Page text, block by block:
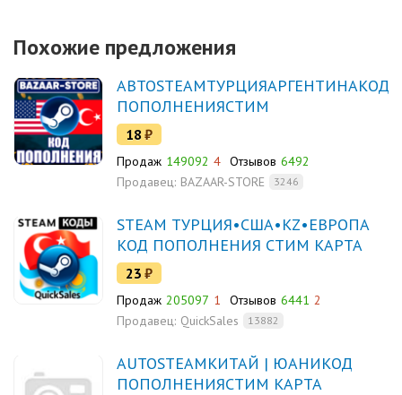
Похожие предложения
АВТОSTEAMТУРЦИЯАРГЕНТИНАКОД
ПОПОЛНЕНИЯСТИМ
18 ₽
Продаж 149092 4 Отзывов 6492
Продавец: BAZAAR-STORE 3246
STEAM ТУРЦИЯ•США•KZ•ЕВРОПА
КОД ПОПОЛНЕНИЯ СТИМ КАРТА
23 ₽
Продаж 205097 1 Отзывов 6441 2
Продавец: QuickSales 13882
AUTOSTEAMКИТАЙ | ЮАНИКОД
ПОПОЛНЕНИЯСТИМ КАРТА